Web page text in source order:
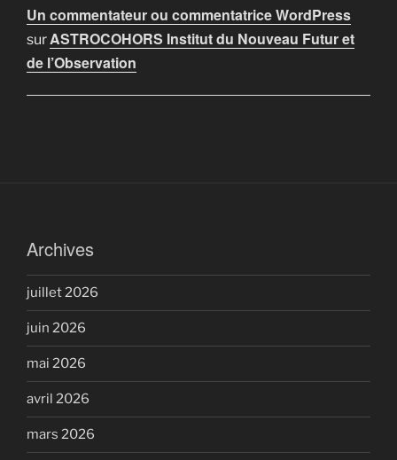
Un commentateur ou commentatrice WordPress
surASTROCOHORS Institut du Nouveau Futur et
de l’Observation
Archives
juillet 2026
juin 2026
mai 2026
avril 2026
mars 2026